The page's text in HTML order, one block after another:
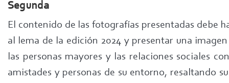
Segunda
El contenido de las fotografías presentadas debe
al lema de la edición 2024 y presentar una
las personas mayores y las relaciones sociales
amistades y personas de su entorno, resaltando